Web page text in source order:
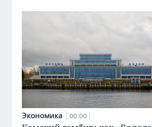
Экономика 00:00